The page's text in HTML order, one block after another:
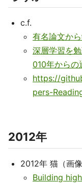
c.f.
有名論文か
深層学習を
010年からの
https://
pers-
2012年
2012年 猫（画像
Building